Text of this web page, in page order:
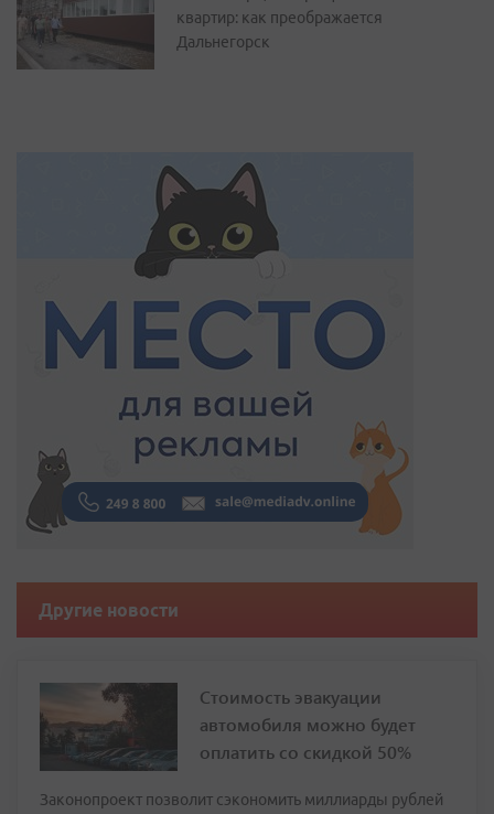
квартир: как преображается
Дальнегорск
Другие новости
Стоимость эвакуации
автомобиля можно будет
оплатить со скидкой 50%
Законопроект позволит сэкономить миллиарды рублей